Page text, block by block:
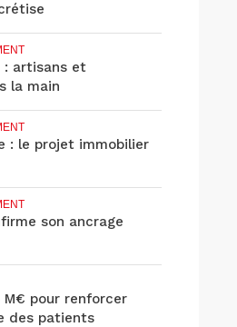
: artisans et
la main
: le projet immobilier
son ancrage
M€ pour renforcer
des patients